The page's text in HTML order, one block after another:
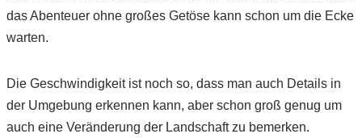
das Abenteuer ohne großes Getöse kann schon um die Ecke
warten.
Die Geschwindigkeit ist noch so, dass man auch Details in
der Umgebung erkennen kann, aber schon groß genug um
auch eine Veränderung der Landschaft zu bemerken.